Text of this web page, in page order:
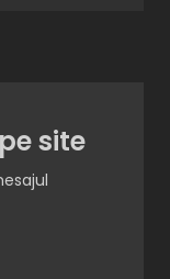
site